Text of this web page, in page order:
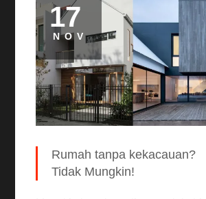
17
NOV
Rumah tanpa kekacauan?
Tidak Mungkin!